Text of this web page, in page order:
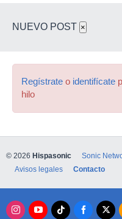
NUEVO POST ×
Regístrate o identifícate
hilo
© 2026 Hispasonic Sonic
Avisos legales
Contacto